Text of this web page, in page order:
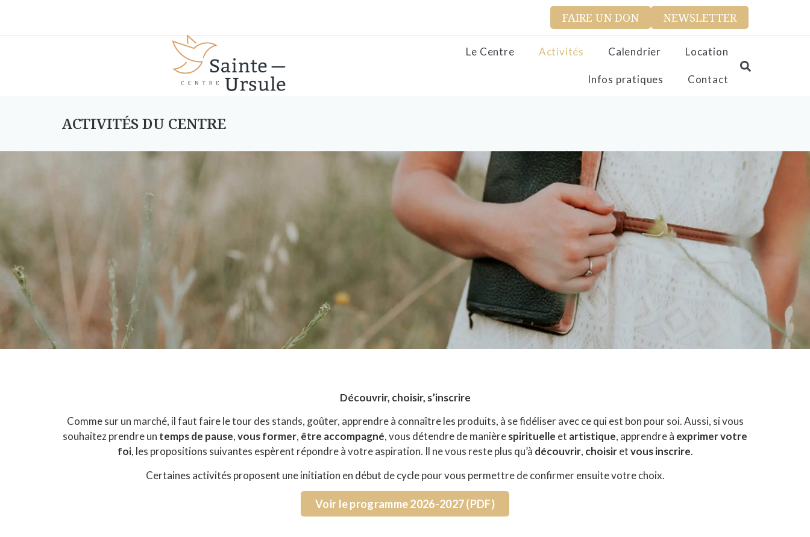
FAIRE UN DON NEWSLETTER
Le Centre Activités Calendrier Location
Infos pratiques Contact
ACTIVITÉS DU CENTRE
Découvrir, choisir, s’inscrire
Comme sur un marché, il faut faire le tour des stands, goûter, apprendre à connaître les produits, à se fidéliser avec ce qui est bon pour soi. Aussi, si vous
souhaitez prendre un temps de pause,vous former, être accompagné, vous détendre de manièrespirituelle et artistique, apprendre à exprimer votre
foi, les propositions suivantes espèrent répondre à votre aspiration. Il ne vous reste plus qu’à découvrir, choisiretvous inscrire.
Certaines activités proposent une initiation en début de cycle pour vous permettre de confirmer ensuite votre choix.
Voir le programme 2026-2027 (PDF)